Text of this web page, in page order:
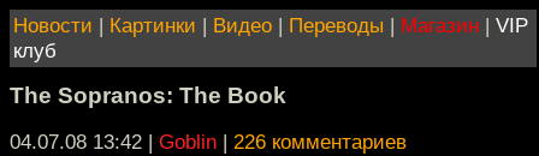
Новости | Картинки | Видео | Переводы | Магазин | VIP
клуб
The Sopranos: The Book
04.07.08 13:42 | Goblin | 226 комментариев